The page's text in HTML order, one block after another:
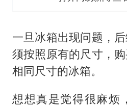
一旦冰箱出现问题，
须按照原有的尺寸，
相同尺寸的冰箱。
想想真是觉得很麻烦